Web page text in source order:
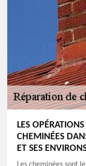
LES
CHEMINÉES
ET SES